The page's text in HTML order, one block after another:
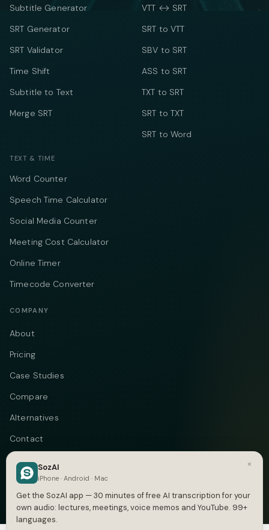
Subtitle Generator
SRT Generator
SRT Validator
Time Shift
Subtitle to Text
Merge SRT
VTT ↔ SRT
SRT to VTT
SBV to SRT
ASS to SRT
TXT to SRT
SRT to TXT
SRT to Word
TEXT & TIME
Word Counter
Speech Time Calculator
Social Media Counter
Meeting Cost Calculator
Online Timer
Timecode Converter
COMPANY
About
Pricing
Case Studies
Compare
Alternatives
Contact
Blog
Privacy
Terms
DMCA
×
SozAI
iPhone · Android · Mac
Get the SozAI app — 30 minutes of free AI transcription for your
own audio: lectures, meetings, voice memos and YouTube. 99+
languages.